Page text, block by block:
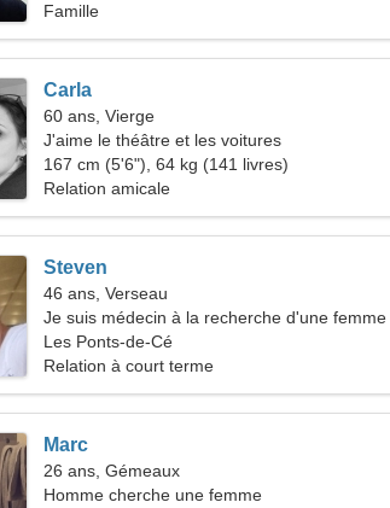
Famille
Carla
60 ans, Vierge
J'aime le théâtre et les voitures
167 cm (5'6"), 64 kg (141 livres)
Relation amicale
Steven
46 ans, Verseau
Je suis médecin à la recherche d'une femme
émotive
Les Ponts-de-Cé
Relation à court terme
Marc
26 ans, Gémeaux
Homme cherche une femme